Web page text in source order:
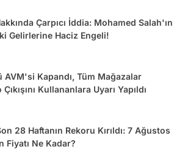
Çarpıcı İddia: Mohamed Salah'ın
Gelirlerine Haciz Engeli!
Kapandı, Tüm Mağazalar
Kullananlara Uyarı Yapıldı
28 Haftanın Rekoru Kırıldı: 7 Ağustos
Fiyatı Ne Kadar?